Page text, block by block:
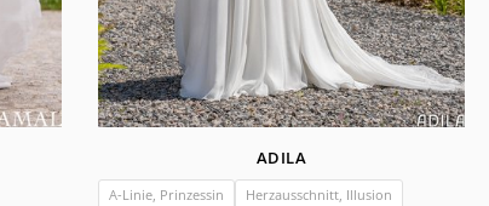
ADILA
A-Linie, Prinzessin Herzausschnitt, Illusion